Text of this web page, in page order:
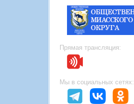
Прямая трансляция:
Мы в социальных сетях: